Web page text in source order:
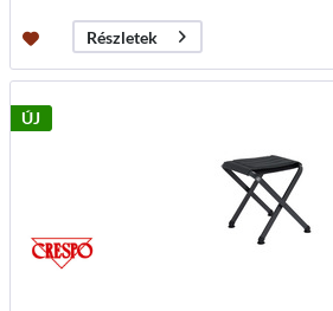
Részletek
ÚJ